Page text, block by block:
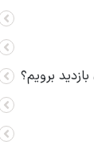
برویم؟